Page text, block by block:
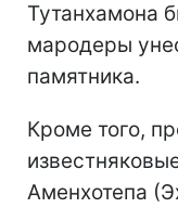
Тутанхамона
мародеры
памятника.
Кроме того,
Аменхотепа